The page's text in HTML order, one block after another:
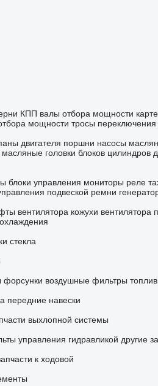
КПП валы отбора мощности
мощности тросы
двигателя поршни насосы
масляные головки блоков цилиндров
блоки управления мониторы реле
подвеской ремни
вентилятора кожухи вентилятора
стекла
форсунки воздушные фильтры
передние навески
выхлопной системы
управления гидравликой другие
к ходовой